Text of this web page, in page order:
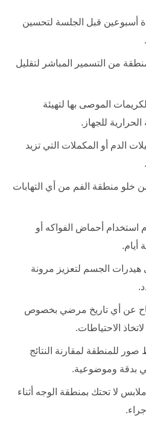
أسبوعين قبل الجلسة لتحسين
من التسمير المباشر لتقليل
الموصى بها لتهيئة
للجهاز.
الدم أو المكملات التي تزيد
من خلو منطقة الفم من أي التهابات
استخدام أحماض الفواكه أو
أيام.
هيدرات الجسم لتعزيز مرونة
عن أي تاريخ مرضي بخصوص
الاحتياطات.
صور للمنطقة لمقارنة النتائج
بدقة وموضوعية.
ملابس لا تحتك بمنطقة الوجه أثناء